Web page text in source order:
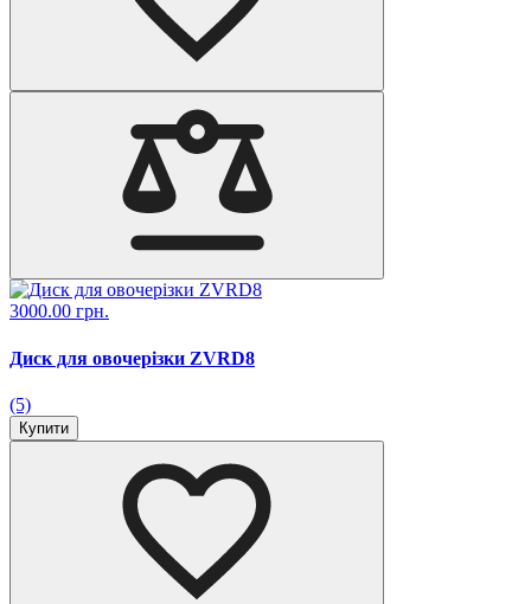
3000.00 грн.
Диск для овочерізки ZVRD8
(5)
Купити